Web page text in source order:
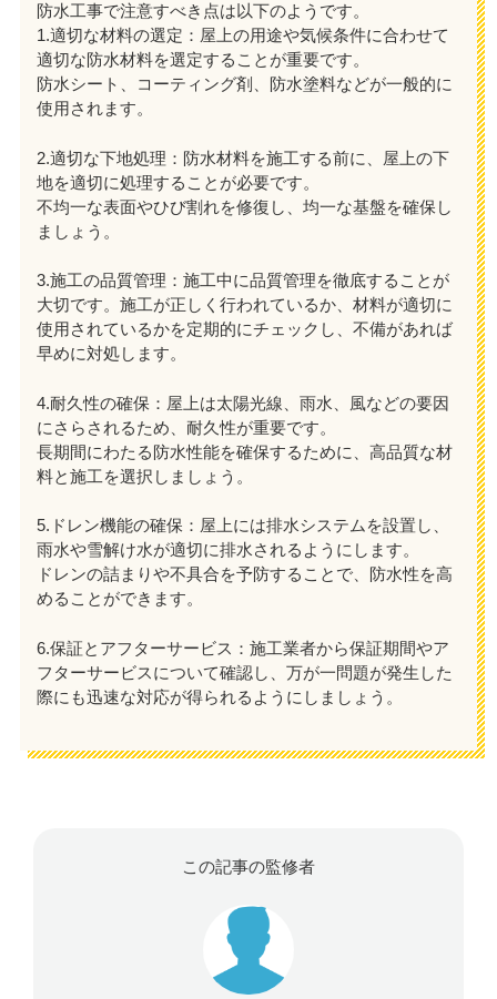
防水工事で注意すべき点は以下のようです。
1.適切な材料の選定：屋上の用途や気候条件に合わせて
適切な防水材料を選定することが重要です。
防水シート、コーティング剤、防水塗料などが一般的に
使用されます。
2.適切な下地処理：防水材料を施工する前に、屋上の下
地を適切に処理することが必要です。
不均一な表面やひび割れを修復し、均一な基盤を確保し
ましょう。
3.施工の品質管理：施工中に品質管理を徹底することが
大切です。施工が正しく行われているか、材料が適切に
使用されているかを定期的にチェックし、不備があれば
早めに対処します。
4.耐久性の確保：屋上は太陽光線、雨水、風などの要因
にさらされるため、耐久性が重要です。
長期間にわたる防水性能を確保するために、高品質な材
料と施工を選択しましょう。
5.ドレン機能の確保：屋上には排水システムを設置し、
雨水や雪解け水が適切に排水されるようにします。
ドレンの詰まりや不具合を予防することで、防水性を高
めることができます。
6.保証とアフターサービス：施工業者から保証期間やア
フターサービスについて確認し、万が一問題が発生した
際にも迅速な対応が得られるようにしましょう。
この記事の監修者